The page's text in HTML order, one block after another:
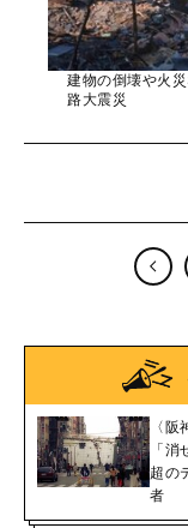
建物の倒壊や火
路大震災
〈
「
超の
者